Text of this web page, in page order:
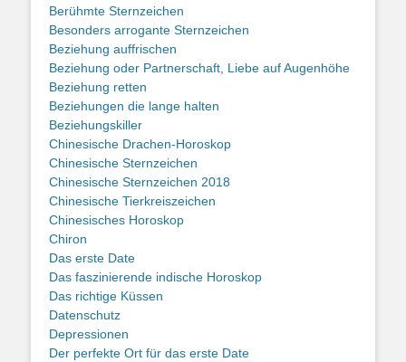
Berühmte Sternzeichen
Besonders arrogante Sternzeichen
Beziehung auffrischen
Beziehung oder Partnerschaft, Liebe auf Augenhöhe
Beziehung retten
Beziehungen die lange halten
Beziehungskiller
Chinesische Drachen-Horoskop
Chinesische Sternzeichen
Chinesische Sternzeichen 2018
Chinesische Tierkreiszeichen
Chinesisches Horoskop
Chiron
Das erste Date
Das faszinierende indische Horoskop
Das richtige Küssen
Datenschutz
Depressionen
Der perfekte Ort für das erste Date